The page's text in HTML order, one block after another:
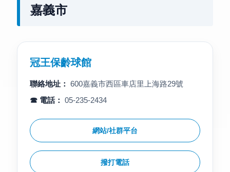
嘉義市
冠王保齡球館
聯絡地址： 600嘉義市西區車店里上海路29號
☎ 電話： 05-235-2434
網站/社群平台
撥打電話